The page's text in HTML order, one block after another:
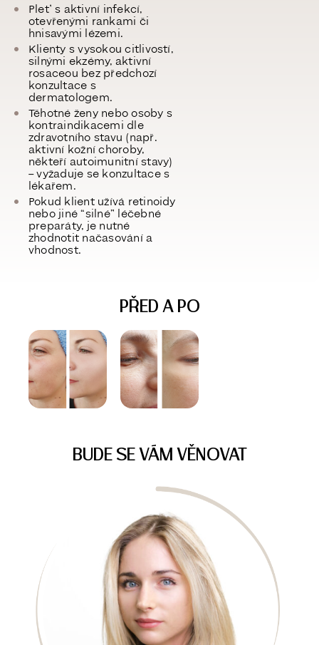
Pleť s aktivní infekcí,
otevřenými rankami či
hnisavými lézemi.
Klienty svysokou citlivostí,
silnými ekzémy, aktivní
rosaceou bez předchozí
konzultace s
dermatologem.
Těhotné ženy nebo osoby s
kontraindikacemi dle
zdravotního stavu (např.
aktivní kožní choroby,
někteří autoimunitní stavy)
– vyžaduje se konzultace s
lékařem.
Pokud klient užívá retinoidy
nebo jiné “silné” léčebné
preparáty, je nutné
zhodnotit načasování a
vhodnost.
PŘED A PO
BUDE SE VÁM VĚNOVAT